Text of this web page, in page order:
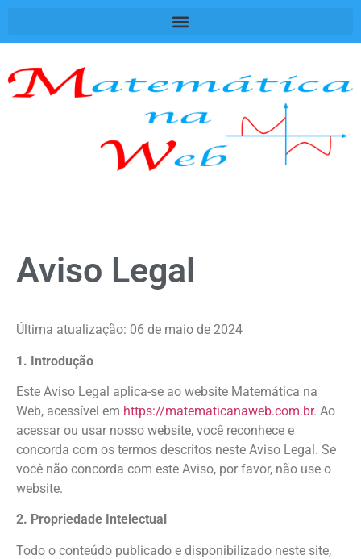
Aviso Legal
Última atualização: 06 de maio de 2024
1. Introdução
Este Aviso Legal aplica-se ao website Matemática na
Web, acessível em https://matematicanaweb.com.br. Ao
acessar ou usar nosso website, você reconhece e
concorda com os termos descritos neste Aviso Legal. Se
você não concorda com este Aviso, por favor, não use o
website.
2. Propriedade Intelectual
Todo o conteúdo publicado e disponibilizado neste site,